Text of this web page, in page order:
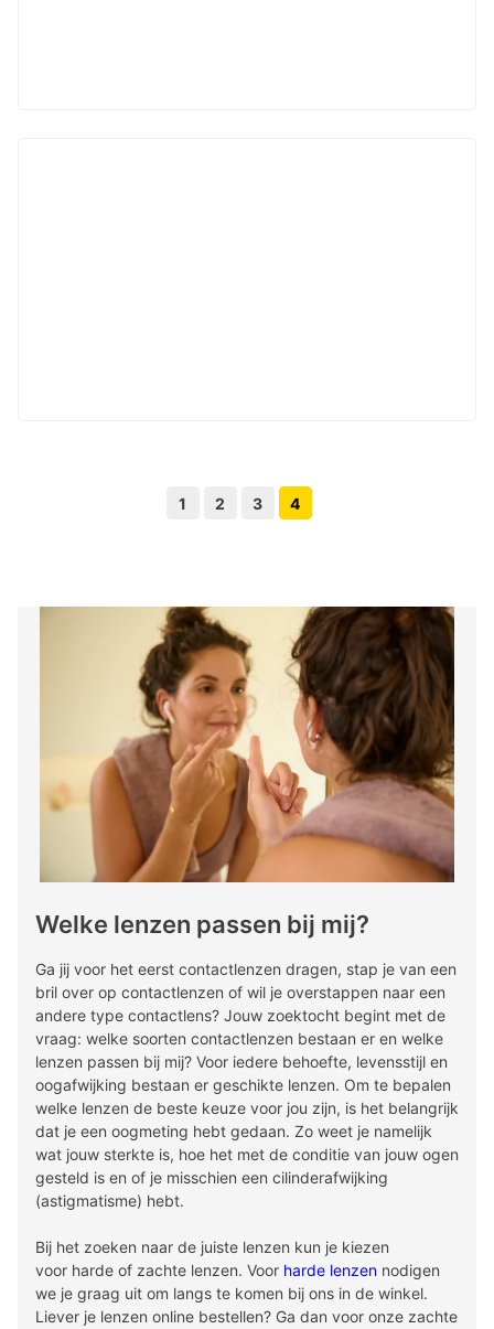
1 2 3 4
Welke lenzen passen bij mij?
Ga jij voor het eerst contactlenzen dragen, stap je van een
bril over op contactlenzen of wil je overstappen naar een
andere type contactlens? Jouw zoektocht begint met de
vraag: welke soorten contactlenzen bestaan er en welke
lenzen passen bij mij? Voor iedere behoefte, levensstijl en
oogafwijking bestaan er geschikte lenzen. Om te bepalen
welke lenzen de beste keuze voor jou zijn, is het belangrijk
dat je een oogmeting hebt gedaan. Zo weet je namelijk
wat jouw sterkte is, hoe het met de conditie van jouw ogen
gesteld is en of je misschien een cilinderafwijking
(astigmatisme) hebt.
Bij het zoeken naar de juiste lenzen kun je kiezen
voor harde of zachte lenzen. Voor harde lenzen nodigen
we je graag uit om langs te komen bij ons in de winkel.
Liever je lenzen online bestellen? Ga dan voor onze zachte